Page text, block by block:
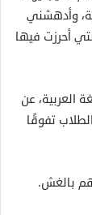
وأدهشني
أحرزت فيها
العربية، عن
تفوقًا
بالغش.